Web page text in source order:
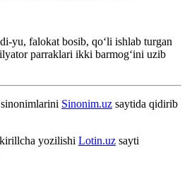
yu, falokat bosib, qoʻli ishlab turgan
parraklari ikki barmogʻini uzib
Sinonim.uz saytida qidirib
yozilishi Lotin.uz sayti